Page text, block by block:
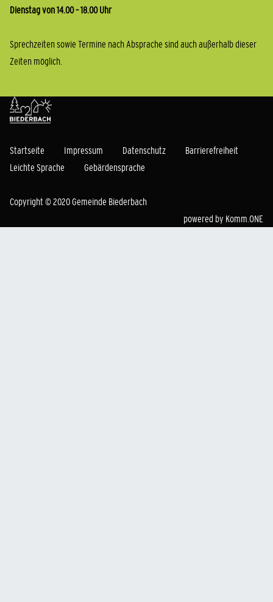
Dienstag von 14.00 – 18.00 Uhr
Sprechzeiten sowie Termine nach Absprache sind auch außerhalb dieser
Zeiten möglich.
Startseite Impressum Datenschutz
Barrierefreiheit
Leichte Sprache
Gebärdensprache
Copyright © 2020 Gemeinde Biederbach
powered by Komm.ONE